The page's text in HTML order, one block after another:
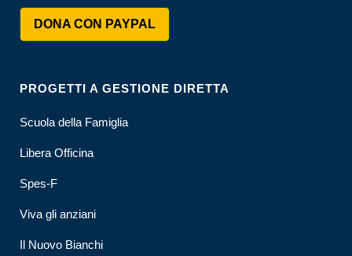
DONA CON PAYPAL
PROGETTI A GESTIONE DIRETTA
Scuola della Famiglia
Libera Officina
Spes-F
Viva gli anziani
Il Nuovo Bianchi